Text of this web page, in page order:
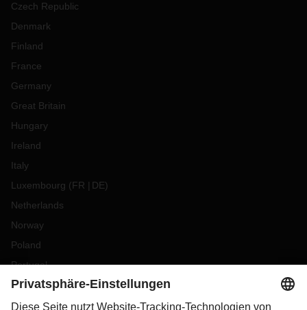
Czech Republic
Denmark
Finland
France
Germany
Great Britain
Hungary
Ireland
Italy
Luxembourg (FR DE)
Netherlands
Norway
Poland
Portugal
Romania
Slovakia